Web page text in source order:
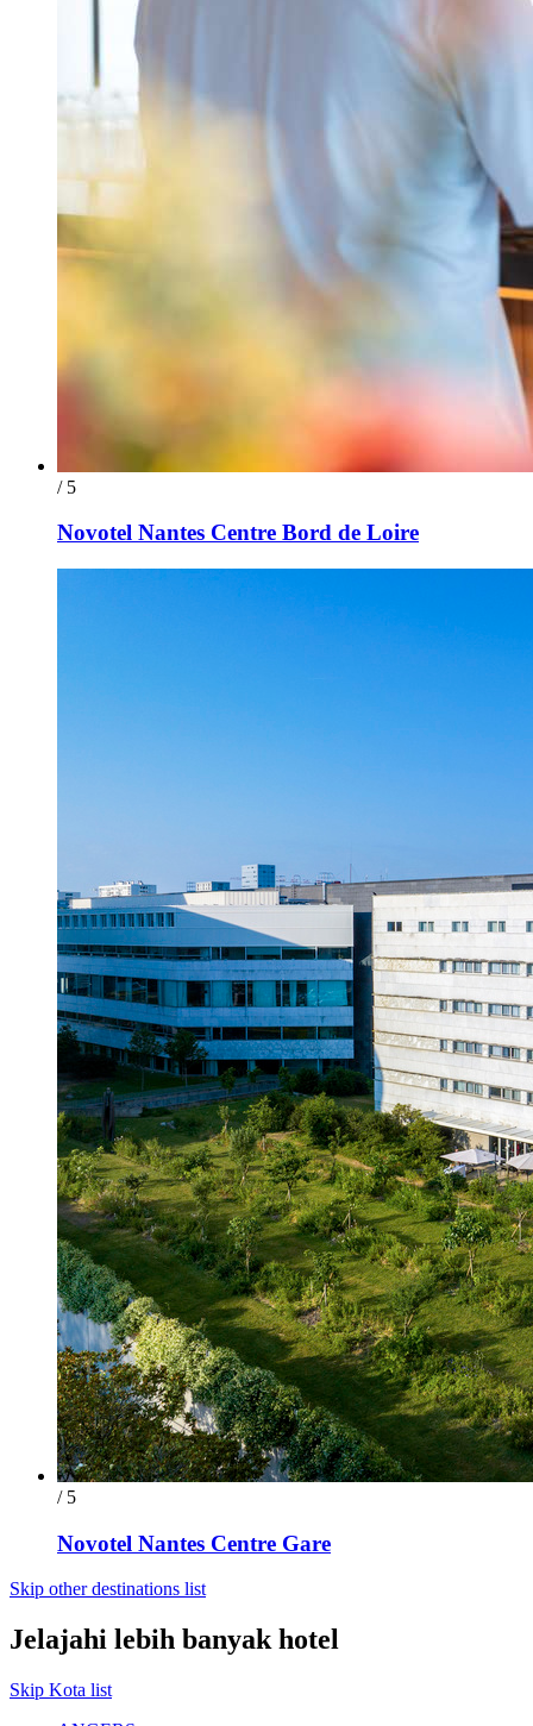
/ 5
Novotel Nantes Centre Bord de Loire
/ 5
Novotel Nantes Centre Gare
Skip other destinations list
Jelajahi lebih banyak hotel
Skip Kota list